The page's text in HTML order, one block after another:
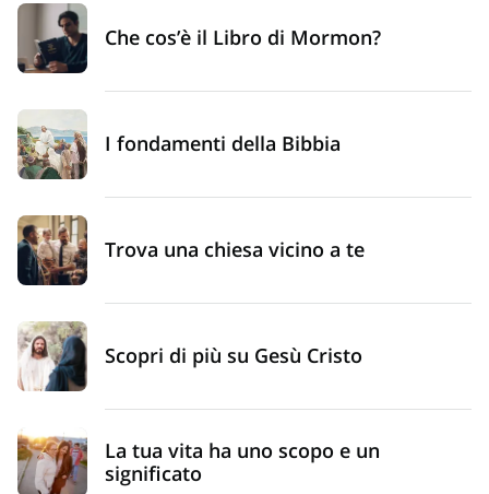
Che cos’è il Libro di Mormon?
I fondamenti della Bibbia
Trova una chiesa vicino a te
Scopri di più su Gesù Cristo
La tua vita ha uno scopo e un
significato